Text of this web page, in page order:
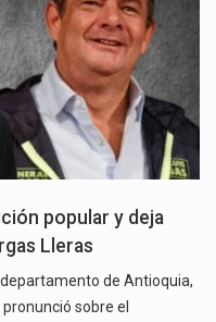
popular y deja
Lleras
de Antioquia,
sobre el